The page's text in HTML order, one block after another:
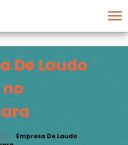
De Laudo
» Empresa De Laudo